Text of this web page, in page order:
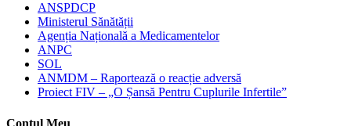
ANSPDCP
Ministerul Sănătății
Agenția Națională a Medicamentelor
ANPC
SOL
ANMDM – Raportează o reacție adversă
Proiect FIV – „O Șansă Pentru Cuplurile Infertile”
Contul Meu